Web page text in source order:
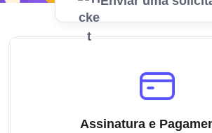
Assinatura e